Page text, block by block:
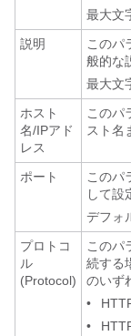
最大文
説明
このパ
般的な
最大文
ホスト
名/IPアド
レス
このパ
スト名
ポート
このパ
して設
デフォ
プロトコ
ル
(Protocol)
このパ
続する
のいず
•
•